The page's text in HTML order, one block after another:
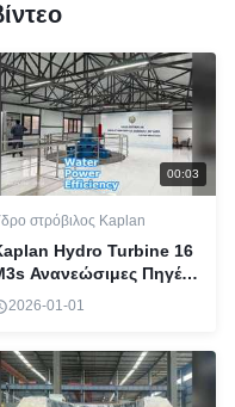
00:03
στρόβιλος Kaplan
Hydro Turbine 16
Ανανεώσιμες Πηγές
2026-01-01